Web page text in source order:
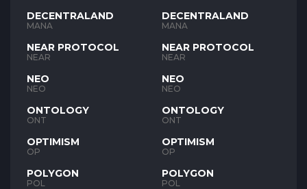
DECENTRALAND
MANA
NEAR PROTOCOL
NEAR
NEO
NEO
ONTOLOGY
ONT
OPTIMISM
OP
POLYGON
POL
DECENTRALAND
MANA
NEAR PROTOCOL
NEAR
NEO
NEO
ONTOLOGY
ONT
OPTIMISM
OP
POLYGON
POL